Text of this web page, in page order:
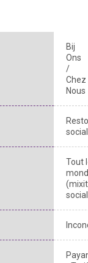
Bij
Ons
/
Chez
Nous
social
Tout